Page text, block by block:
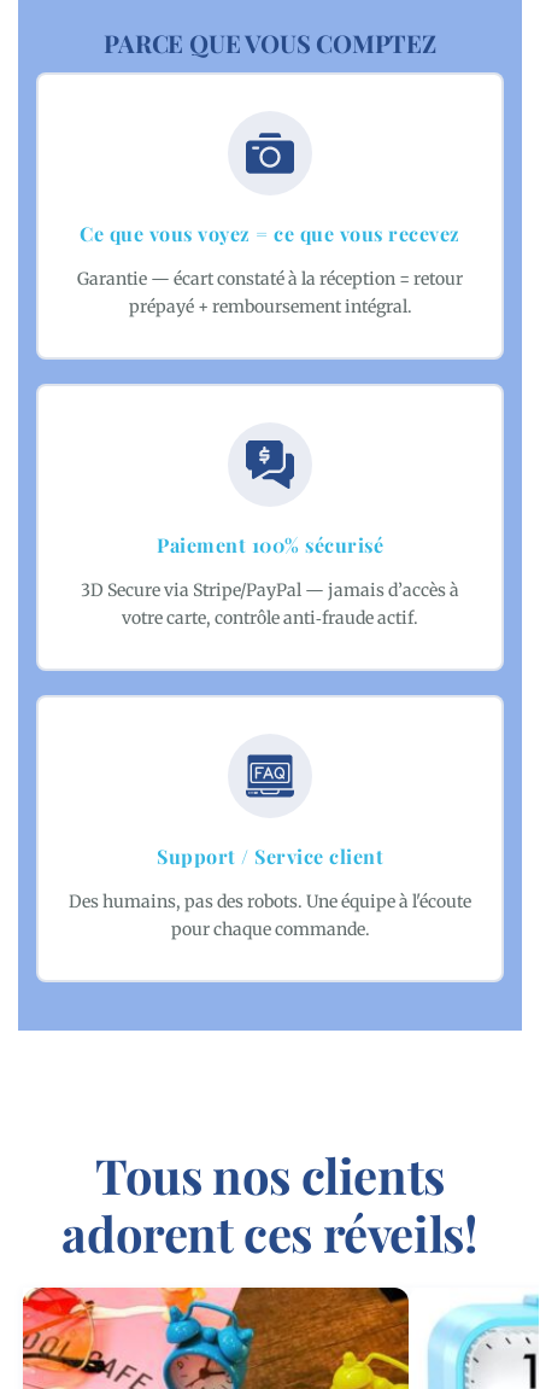
PARCE QUE VOUS COMPTEZ
Ce que vous voyez = ce que vous recevez
Garantie — écart constaté à la réception = retour
prépayé + remboursement intégral.
Paiement 100% sécurisé
3D Secure via Stripe/PayPal — jamais d’accès à
votre carte, contrôle anti‑fraude actif.
Support / Service client
Des humains, pas des robots. Une équipe à l'écoute
pour chaque commande.
Tous nos clients
adorent ces réveils!